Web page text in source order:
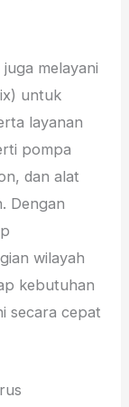
melayani
untuk
layanan
pompa
dan alat
Dengan
wilayah
kebutuhan
secara cepat